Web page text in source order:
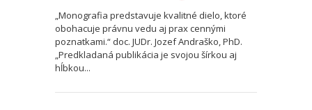
„Monografia predstavuje kvalitné dielo, ktoré
obohacuje právnu vedu aj prax cennými
poznatkami.“ doc. JUDr. Jozef Andraško, PhD.
„Predkladaná publikácia je svojou šírkou aj
hĺbkou...